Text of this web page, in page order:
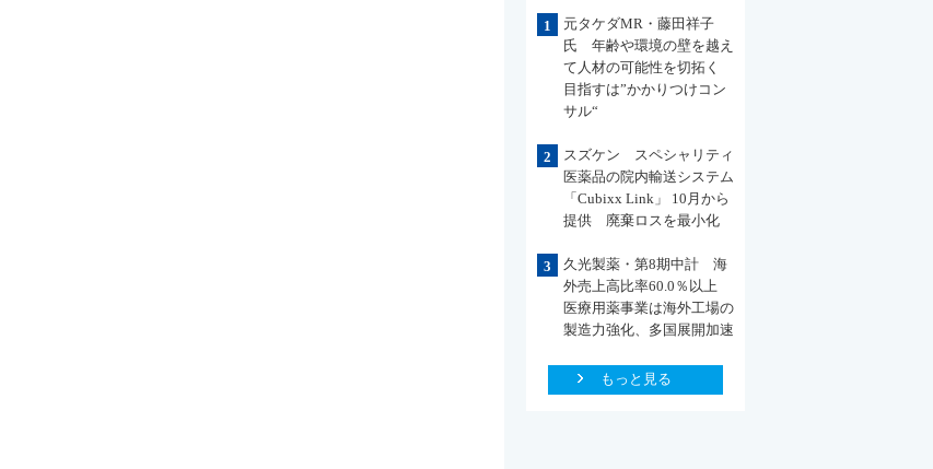
1
元タケダMR・藤田祥子
氏 年齢や環境の壁を越え
て人材の可能性を切拓く
目指すは”かかりつけコン
サル“
2
スズケン スペシャリティ
医薬品の院内輸送システム
「Cubixx Link」 10月から
提供 廃棄ロスを最小化
3
久光製薬・第8期中計 海
外売上高比率60.0％以上
医療用薬事業は海外工場の
製造力強化、多国展開加速
もっと見る